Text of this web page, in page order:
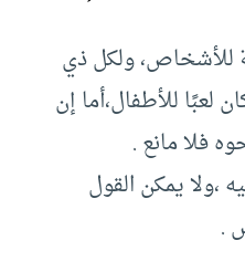
للأشخاص، ولكل ذي
للأطفال،أما إن
فلا مانع .
،ولا يمكن القول
.